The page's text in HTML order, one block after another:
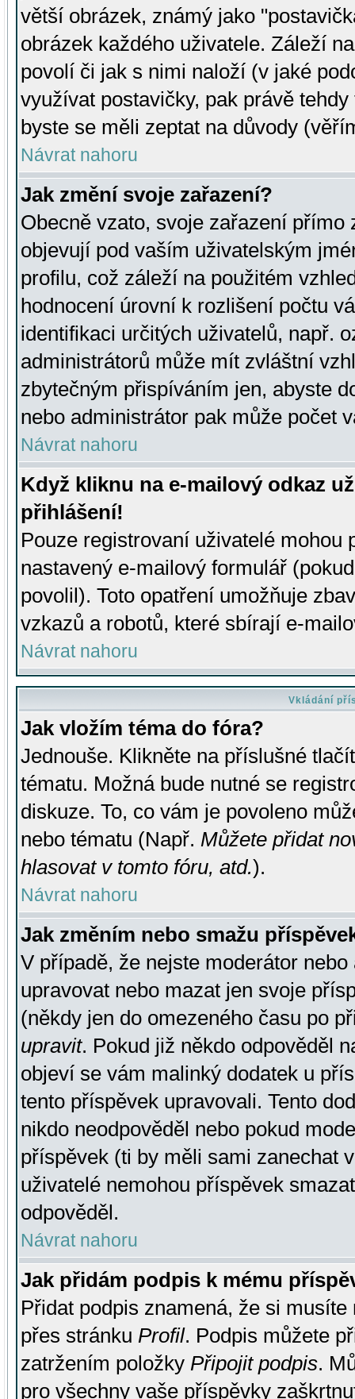
větší obrázek, známý jako
obrázek každého uživatele. Záleží
povolí či jak s nimi naloží (v jaké
využívat postavičky, pak právě
byste se měli zeptat na důvody
Návrat nahoru
Jak změní svoje zařazení?
Obecně vzato, svoje zařazení přímo
objevují pod vaším uživatelským
profilu, což záleží na použitém
hodnocení úrovní k rozlišení počtu
identifikaci určitých uživatelů, např.
administrátorů může mít zvláštní
zbytečným přispíváním jen, abyste
nebo administrátor pak může počet
Návrat nahoru
Když kliknu na e-mailový odkaz
přihlášení!
Pouze registrovaní uživatelé mohou
nastavený e-mailový formulář
povolil). Toto opatření umožňuje
vzkazů a robotů, které sbírají e-
Návrat nahoru
Vkládání
Jak vložím téma do fóra?
Jednouše. Klikněte na příslušné
tématu. Možná bude nutné se
diskuze. To, co vám je povoleno
nebo tématu (Např. Můžete přidat
hlasovat v tomto fóru, atd.).
Návrat nahoru
Jak změním nebo smažu
V případě, že nejste moderátor
upravovat nebo mazat jen svoje
(někdy jen do omezeného času po
upravit. Pokud již někdo odpověděl
objeví se vám malinký dodatek u
tento příspěvek upravovali. Tento
nikdo neodpověděl nebo pokud
příspěvek (ti by měli sami zanechat
uživatelé nemohou příspěvek
odpověděl.
Návrat nahoru
Jak přidám podpis k mému
Přidat podpis znamená, že si
přes stránku Profil. Podpis můžete
zatržením položky Připojit podpis.
pro všechny vaše příspěvky